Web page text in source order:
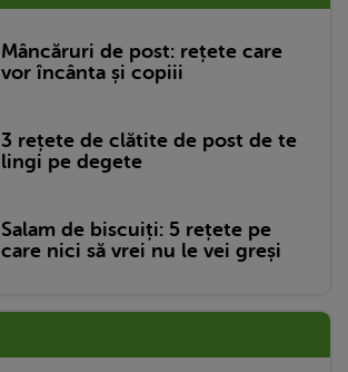
Mâncăruri de post: rețete care
vor încânta și copiii
3 rețete de clătite de post de te
lingi pe degete
Salam de biscuiți: 5 rețete pe
care nici să vrei nu le vei greși